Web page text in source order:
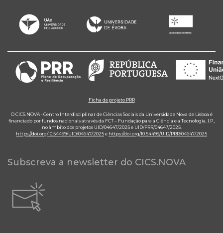
Ficha de projeto PRR
O CICS.NOVA - Centro Interdisciplinar de Ciências Sociais da Universidade Nova de Lisboa é
financiado por fundos nacionais através da FCT – Fundação para a Ciência e a Tecnologia, I.P.,
no âmbito dos projetos UID/04647/2025 e UID/PRR/04647/2025.
https://doi.org/10.54499/UID/04647/2025e https://doi.org/10.54499/UID/PRR/04647/2025
Subscreva a newsletter do CICS.NOVA